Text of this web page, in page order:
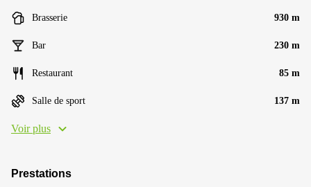
Brasserie 930 m
Bar 230 m
Restaurant 85 m
Salle de sport 137 m
Voir plus
Prestations